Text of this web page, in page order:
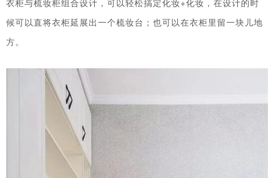
候可以直将衣柜延展出一个梳妆台；也可以在衣柜里留一块儿地
方。